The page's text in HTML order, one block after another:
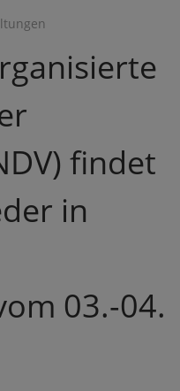
findet
in
03.-04.